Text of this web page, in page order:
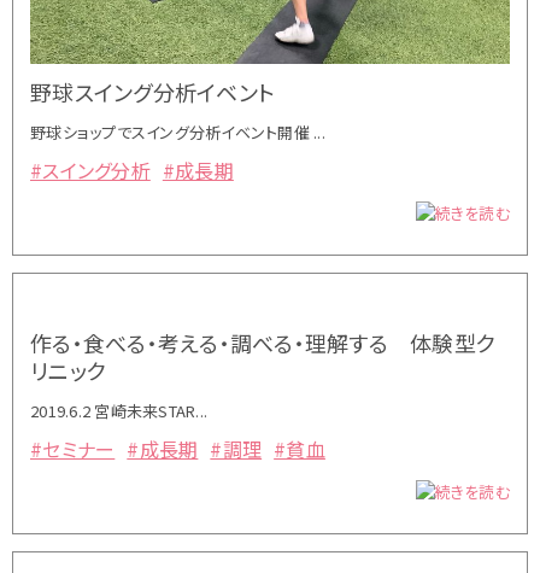
野球スイング分析イベント
野球ショップでスイング分析イベント開催 ...
#スイング分析 #成長期
作る・食べる・考える・調べる・理解する 体験型ク
リニック
2019.6.2 宮崎未来STAR...
#セミナー #成長期 #調理 #貧血